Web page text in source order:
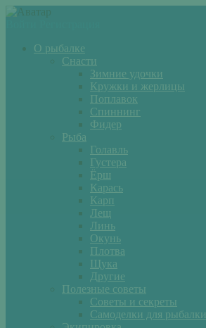
О рыбалке
Снасти
Зимние удочки
Кружки и жерлицы
Поплавок
Спиннинг
Фидер
Рыба
Голавль
Густера
Ёрш
Карась
Карп
Лещ
Линь
Окунь
Плотва
Щука
Другие
Полезные советы
Советы и секреты
Самоделки для рыбалки